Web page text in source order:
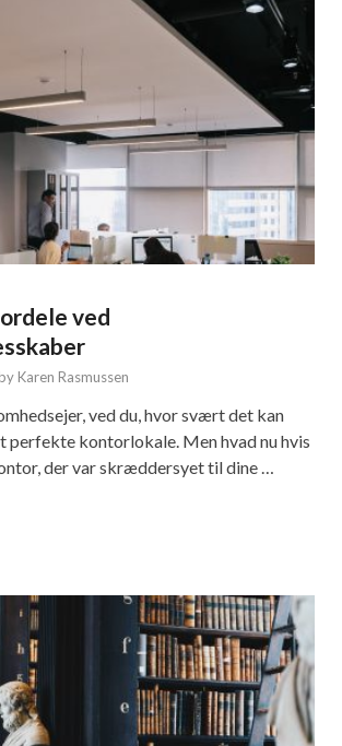
ved
by Karen Rasmussen
ved du, hvor svært det kan
perfekte kontorlokale. Men hvad nu hvis
der var skræddersyet til dine …